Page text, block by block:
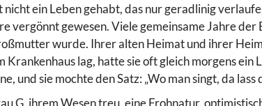
nicht ein Leben gehabt, das nur geradlinig
vergönnt gewesen. Viele gemeinsame Jahre der
wurde. Ihrer alten Heimat und ihrer
Krankenhaus lag, hatte sie oft gleich morgens ein
und sie mochte den Satz: „Wo man singt, da